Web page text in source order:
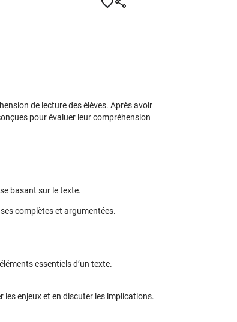
de lecture des élèves. Après avoir
pour évaluer leur compréhension
basant sur le texte.
complètes et argumentées.
essentiels d’un texte.
les enjeux et en discuter les implications.